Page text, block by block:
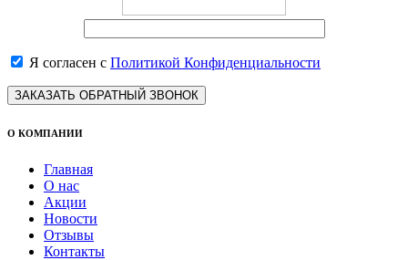
Я согласен с Политикой Конфиденциальности
ЗАКАЗАТЬ ОБРАТНЫЙ ЗВОНОК
О КОМПАНИИ
Главная
О нас
Акции
Новости
Отзывы
Контакты